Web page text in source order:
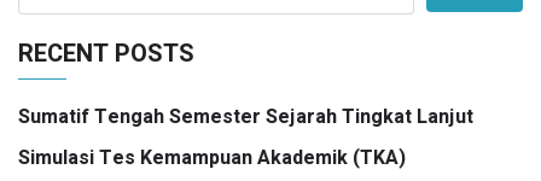
RECENT POSTS
Sumatif Tengah Semester Sejarah Tingkat Lanjut
Simulasi Tes Kemampuan Akademik (TKA)